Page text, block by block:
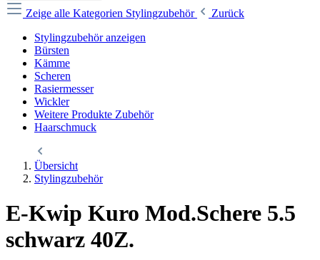
Zeige alle Kategorien Stylingzubehör
Zurück
Stylingzubehör anzeigen
Bürsten
Kämme
Scheren
Rasiermesser
Wickler
Weitere Produkte Zubehör
Haarschmuck
Übersicht
Stylingzubehör
E-Kwip Kuro Mod.Schere 5.5
schwarz 40Z.